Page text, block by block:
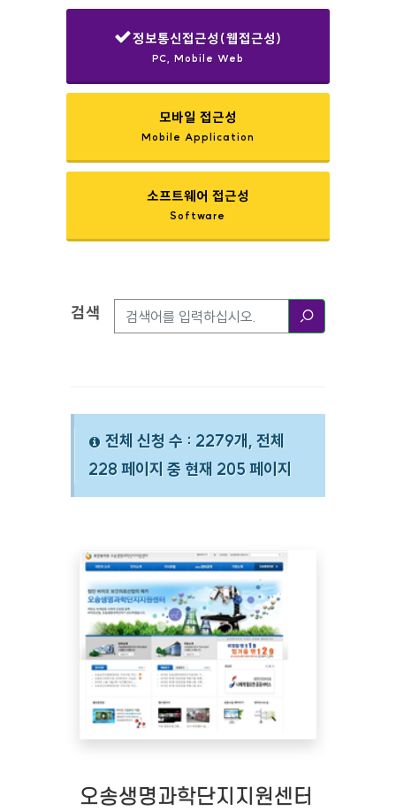
정보통신접근성(웹접근성)
PC, Mobile Web
모바일 접근성
Mobile Application
소프트웨어 접근성
Software
검색옵션
검색
전체 신청 수 : 2279개, 전체
228 페이지 중 현재 205 페이지
오송생명과학단지지원센터